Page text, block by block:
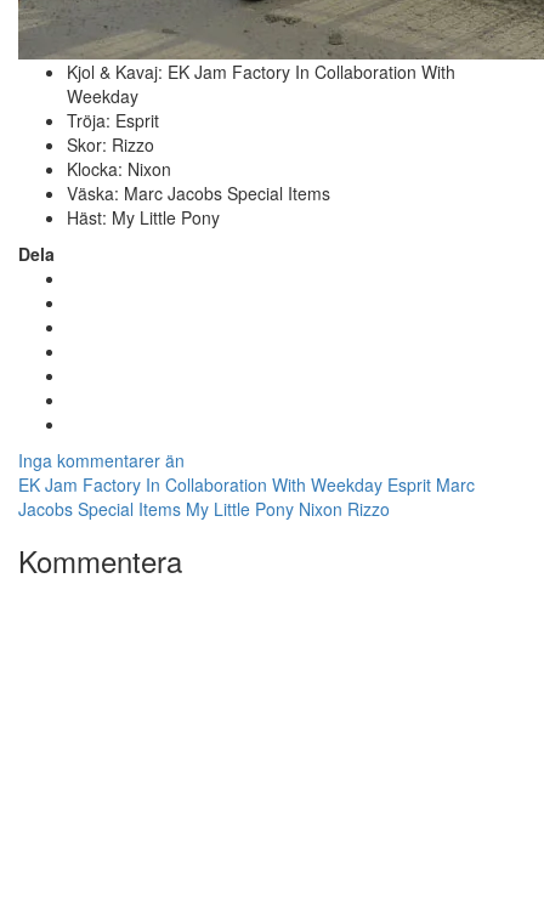
Kjol & Kavaj: EK Jam Factory In Collaboration With
Weekday
Tröja: Esprit
Skor: Rizzo
Klocka: Nixon
Väska: Marc Jacobs Special Items
Häst: My Little Pony
Dela
Inga kommentarer än
EK Jam Factory In Collaboration With Weekday Esprit Marc
Jacobs Special Items My Little Pony Nixon Rizzo
Kommentera